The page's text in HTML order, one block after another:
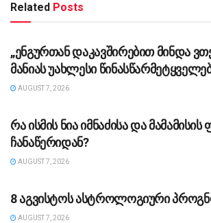
Related Posts
ᲡᲐᲖᲝᲒᲐᲓᲝᲔᲑᲐ
„ენგურთან დაკავშირებით მინდა
მანიას უახლესი
AUGUST 7, 2026
რა ისმის ნია იმნაძისა და
ჩანაწერიდან?
AUGUST 7, 2026
8 აგვისტოს ასტროლოგიური
AUGUST 7, 2026